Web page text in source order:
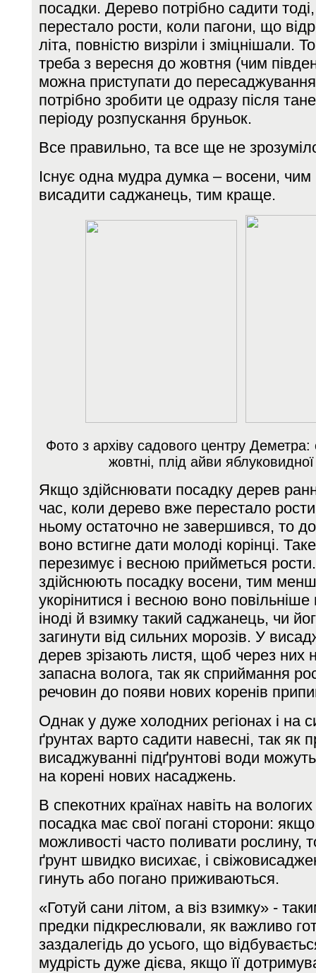
посадки. Дерево потрібно садити
перестало рости, коли пагони, що
літа, повністю визріли і зміцнішали.
треба з вересня до жовтня (чим
можна приступати до
потрібно зробити це одразу після
періоду розпускання бруньок.
Все правильно, та все ще не
Існує одна мудра думка – восени, чим
висадити саджанець, тим краще.
Фото з архіву садового центру Деметра:
жовтні, плід айви
Якщо здійснювати посадку дерев
час, коли дерево вже перестало
ньому остаточно не завершився, то
воно встигне дати молоді корінці.
перезимує і весною прийметься
здійснюють посадку восени, тим
укорінитися і весною воно повільніше
іноді й взимку такий саджанець, чи
загинути від сильних морозів. У
дерев зрізають листя, щоб через них
запасна волога, так як сприймання
речовин до появи нових коренів
Однак у дуже холодних регіонах і на
ґрунтах варто садити навесні, так як
висаджуванні підґрунтові води
на корені нових насаджень.
В спекотних країнах навіть на
посадка має свої погані сторони:
можливості часто поливати рослину,
ґрунт швидко висихає, і
гинуть або погано приживаються.
«Готуй сани літом, а віз взимку» -
предки підкреслювали, як важливо
заздалегідь до усього, що
мудрість дуже дієва, якщо її